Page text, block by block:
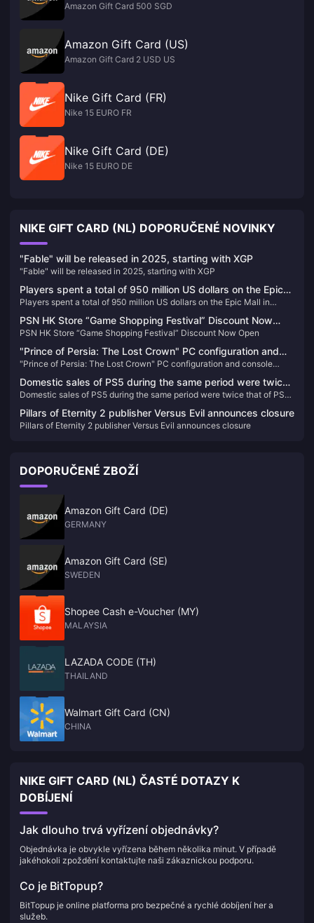
Amazon Gift Card 500 SGD
Amazon Gift Card (US)
Amazon Gift Card 2 USD US
Nike Gift Card (FR)
Nike 15 EURO FR
Nike Gift Card (DE)
Nike 15 EURO DE
NIKE GIFT CARD (NL) DOPORUČENÉ NOVINKY
"Fable" will be released in 2025, starting with XGP
"Fable" will be released in 2025, starting with XGP
Players spent a total of 950 million US dollars on the Epic
Mall in 2023, and a total of 86 games were given away
Players spent a total of 950 million US dollars on the Epic Mall in
PSN HK Store “Game Shopping Festival” Discount Now
Open
PSN HK Store “Game Shopping Festival” Discount Now Open
"Prince of Persia: The Lost Crown" PC configuration and
console performance announced
"Prince of Persia: The Lost Crown" PC configuration and console
Domestic sales of PS5 during the same period were twice
that of PS4, and China Star received more than 100
applications
Domestic sales of PS5 during the same period were twice that of PS4,
Pillars of Eternity 2 publisher Versus Evil announces closure
Pillars of Eternity 2 publisher Versus Evil announces closure
DOPORUČENÉ ZBOŽÍ
Amazon Gift Card (DE)
GERMANY
Amazon Gift Card (SE)
SWEDEN
Shopee Cash e-Voucher (MY)
MALAYSIA
LAZADA CODE (TH)
THAILAND
Walmart Gift Card (CN)
CHINA
NIKE GIFT CARD (NL) ČASTÉ DOTAZY K
DOBÍJENÍ
Jak dlouho trvá vyřízení objednávky?
Objednávka je obvykle vyřízena během několika minut. V případě
jakéhokoli zpoždění kontaktujte naši zákaznickou podporu.
Co je BitTopup?
BitTopup je online platforma pro bezpečné a rychlé dobíjení her a
služeb.